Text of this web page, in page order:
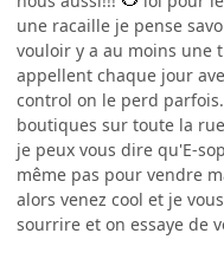
une racaille je pense
vouloir y a au moins une
appellent chaque jour
control on le perd
boutiques sur toute la
je peux vous dire qu'E-
même pas pour vendre
alors venez cool et je
sourrire et on essaye de